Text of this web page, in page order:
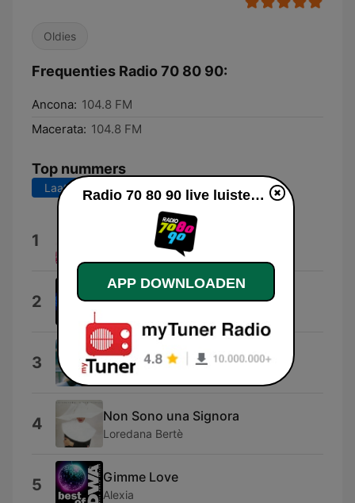
Oldies
Frequenties Radio 70 80 90:
Ancona: 104.8 FM
Macerata: 104.8 FM
Top nummers
Laatste 7 dagen Laatste 30 dagen
1 70/80/90
2 Segnale orario
3 Semplice
Gianni Togni
4 Non Sono una Signora
Loredana Bertè
5 Gimme Love
Alexia
Radio 70 80 90 live luisteren
APP DOWNLOADEN